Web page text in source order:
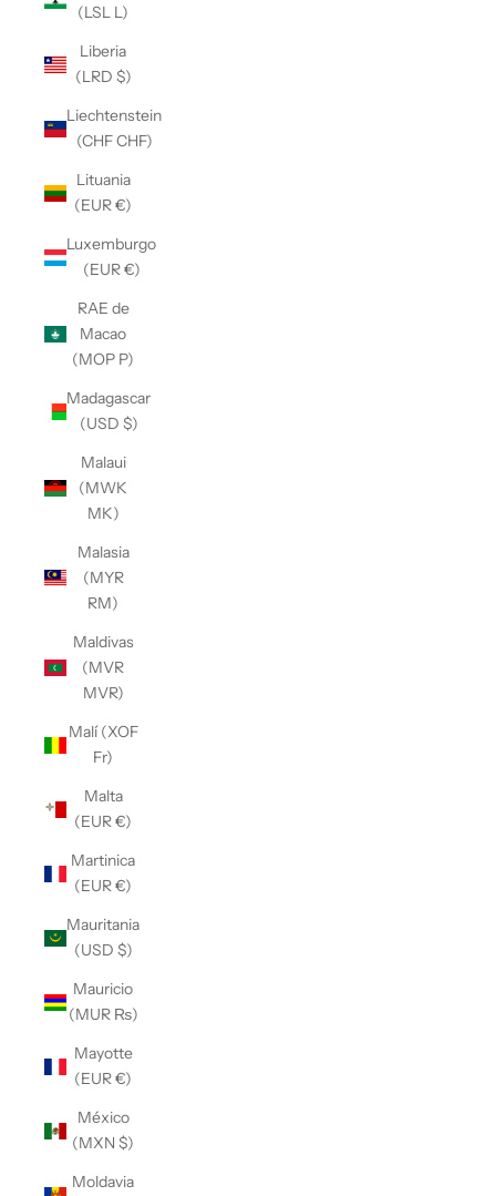
(LSL L)
Liberia
(LRD $)
Liechtenstein
(CHF CHF)
Lituania
(EUR €)
Luxemburgo
(EUR €)
RAE de
Macao
(MOP P)
Madagascar
(USD $)
Malaui
(MWK
MK)
Malasia
(MYR
RM)
Maldivas
(MVR
MVR)
Malí (XOF
Fr)
Malta
(EUR €)
Martinica
(EUR €)
Mauritania
(USD $)
Mauricio
(MUR ₨)
Mayotte
(EUR €)
México
(MXN $)
Moldavia